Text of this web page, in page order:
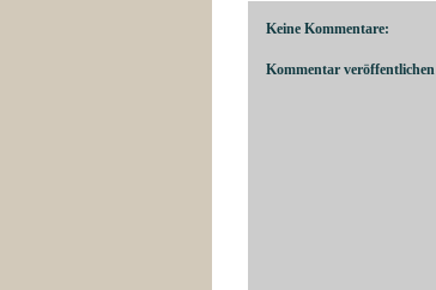
Keine Kommentare:
Kommentar veröffentlichen